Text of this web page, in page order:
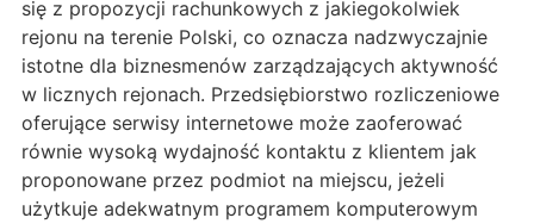
się z propozycji rachunkowych z jakiegokolwiek
rejonu na terenie Polski, co oznacza nadzwyczajnie
istotne dla biznesmenów zarządzających aktywność
w licznych rejonach. Przedsiębiorstwo rozliczeniowe
oferujące serwisy internetowe może zaoferować
równie wysoką wydajność kontaktu z klientem jak
proponowane przez podmiot na miejscu, jeżeli
użytkuje adekwatnym programem komputerowym